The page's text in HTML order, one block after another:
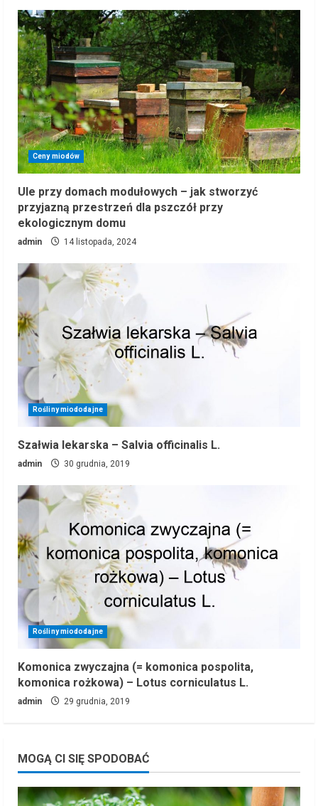
Ceny miodów
Ule przy domach modułowych – jak stworzyć
przyjazną przestrzeń dla pszczół przy
ekologicznym domu
admin 14 listopada, 2024
Rośliny miododajne
Szałwia lekarska – Salvia officinalis L.
admin 30 grudnia, 2019
Rośliny miododajne
Komonica zwyczajna (= komonica pospolita,
komonica rożkowa) – Lotus corniculatus L.
admin 29 grudnia, 2019
MOGĄ CI SIĘ SPODOBAĆ